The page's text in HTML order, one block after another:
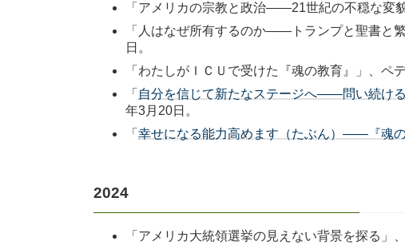
「アメリカの宗教と政治――21世紀の不穏な変
「人はなぜ所有するのか――トランプと聖書と
日。
「わたしがＩＣＵで受けた『魂の教育』」、ペ
「 自分を信じて新たなステージへ――問い続け
年3月20日。
「 幸せになる能力高めます（たぶん）――『魂
2024
「アメリカ大統領選挙の見えない背景を探る」